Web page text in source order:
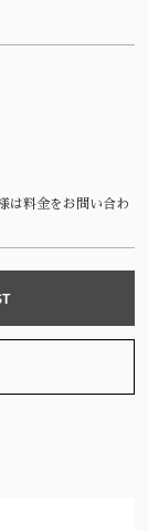
は料金をお問い合わ